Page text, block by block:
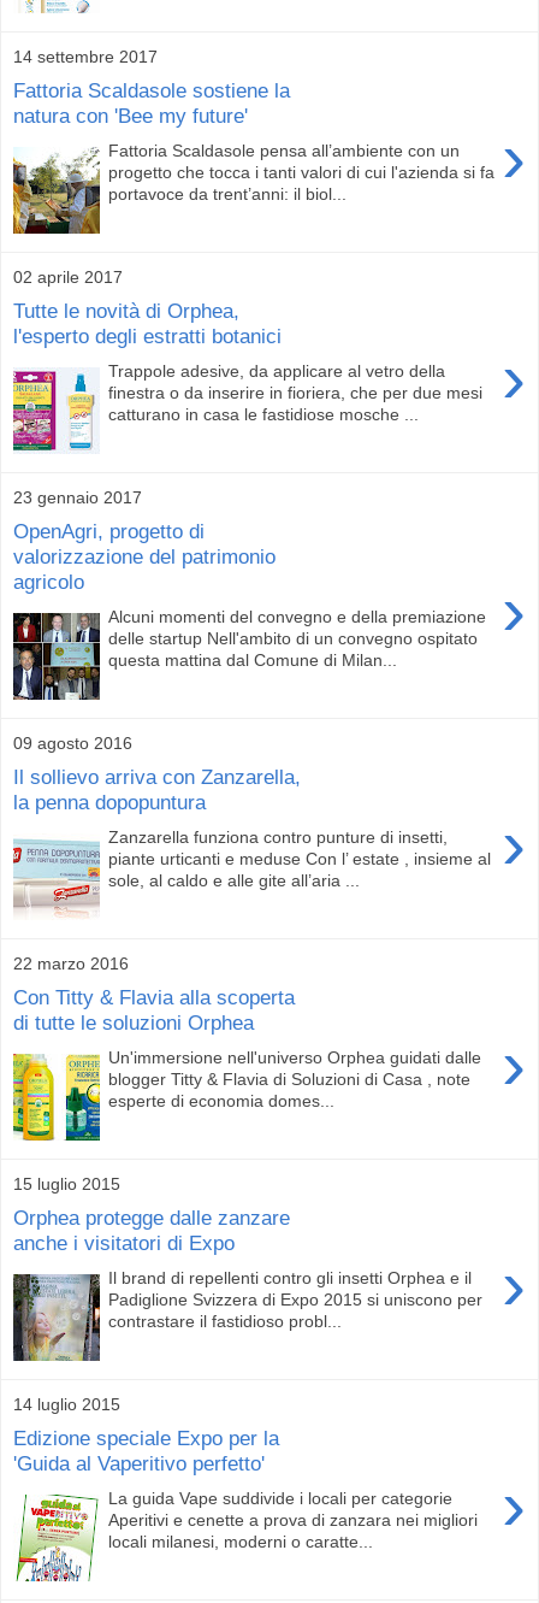
14 settembre 2017
Fattoria Scaldasole sostiene la
natura con 'Bee my future'
›
Fattoria Scaldasole pensa all’ambiente con un
progetto che tocca i tanti valori di cui l'azienda si fa
portavoce da trent’anni: il biol...
02 aprile 2017
Tutte le novità di Orphea,
l'esperto degli estratti botanici
›
Trappole adesive, da applicare al vetro della
finestra o da inserire in fioriera, che per due mesi
catturano in casa le fastidiose mosche ...
23 gennaio 2017
OpenAgri, progetto di
valorizzazione del patrimonio
agricolo
›
Alcuni momenti del convegno e della premiazione
delle startup Nell'ambito di un convegno ospitato
questa mattina dal Comune di Milan...
09 agosto 2016
Il sollievo arriva con Zanzarella,
la penna dopopuntura
›
Zanzarella funziona contro punture di insetti,
piante urticanti e meduse Con l’ estate , insieme al
sole, al caldo e alle gite all’aria ...
22 marzo 2016
Con Titty & Flavia alla scoperta
di tutte le soluzioni Orphea
›
Un'immersione nell'universo Orphea guidati dalle
blogger Titty & Flavia di Soluzioni di Casa , note
esperte di economia domes...
15 luglio 2015
Orphea protegge dalle zanzare
anche i visitatori di Expo
›
Il brand di repellenti contro gli insetti Orphea e il
Padiglione Svizzera di Expo 2015 si uniscono per
contrastare il fastidioso probl...
14 luglio 2015
Edizione speciale Expo per la
'Guida al Vaperitivo perfetto'
›
La guida Vape suddivide i locali per categorie
Aperitivi e cenette a prova di zanzara nei migliori
locali milanesi, moderni o caratte...